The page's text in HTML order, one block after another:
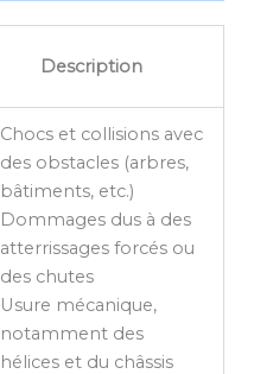
Description
Chocs et collisions avec
des obstacles (arbres,
bâtiments, etc.)
Dommages dus à des
atterrissages forcés ou
des chutes
Usure mécanique,
notamment des
hélices et du châssis